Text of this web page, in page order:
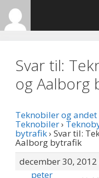
Hop
indhold
Svar til:
og Aalborg
Teknobiler og
Teknobiler›
bytrafik› Svar til:
Aalborg bytrafik
december 30, 2012
peter